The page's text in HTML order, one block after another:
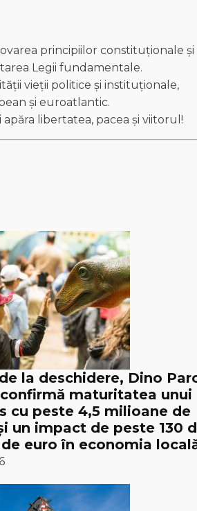
principiilor constituționale și
Legii fundamentale.
vieții politice și instituționale,
și euroatlantic.
libertatea, pacea și viitorul!
de la deschidere, Dino
confirmă maturitatea unui
cu peste 4,5 milioane de
un impact de peste 130
euro în economia